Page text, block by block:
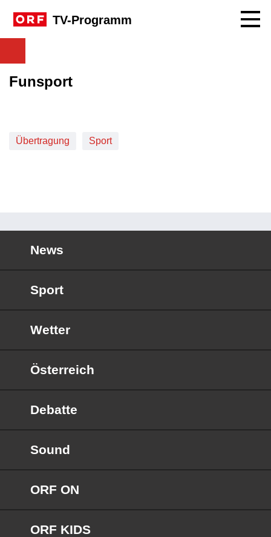
TV-Programm
Funsport
Übertragung Sport
News
Sport
Wetter
Österreich
Debatte
Sound
ORF ON
ORF KIDS